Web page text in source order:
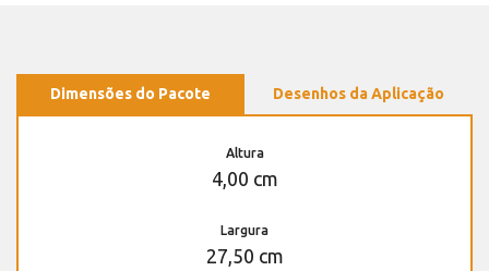
Dimensões do Pacote Desenhos da Aplicação
Altura
4,00 cm
Largura
27,50 cm